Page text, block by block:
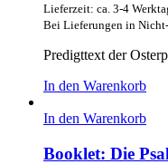
Lieferzeit: ca. 3-4
Bei Lieferungen in
Predigttext der
In den Warenkorb
In den Warenkorb
Booklet: Die